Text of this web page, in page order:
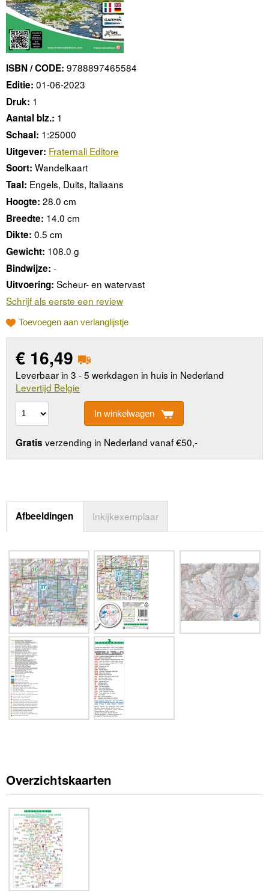
ISBN / CODE: 9788897465584
Editie: 01-06-2023
Druk: 1
Aantal blz.: 1
Schaal: 1:25000
Uitgever: Fraternali Editore
Soort: Wandelkaart
Taal: Engels, Duits, Italiaans
Hoogte: 28.0 cm
Breedte: 14.0 cm
Dikte: 0.5 cm
Gewicht: 108.0 g
Bindwijze: -
Uitvoering: Scheur- en watervast
Schrijf als eerste een review
Toevoegen aan verlanglijstje
€ 16,49
Leverbaar in 3 - 5 werkdagen in huis in Nederland
Levertijd Belgie
In winkelwagen
Gratis verzending in Nederland vanaf €50,-
Afbeeldingen Inkijkexemplaar
Overzichtskaarten